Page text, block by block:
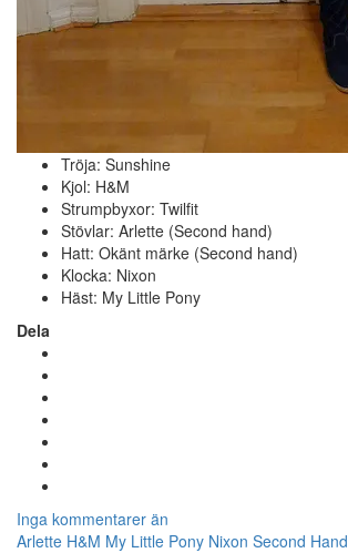
Tröja: Sunshine
Kjol: H&M
Strumpbyxor: Twilfit
Stövlar: Arlette (Second hand)
Hatt: Okänt märke (Second hand)
Klocka: Nixon
Häst: My Little Pony
Dela
Inga kommentarer än
Arlette H&M My Little Pony Nixon Second Hand